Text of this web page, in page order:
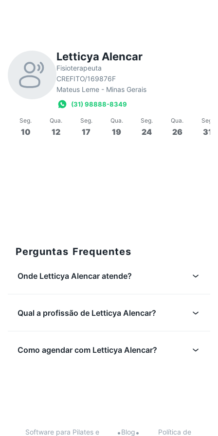
Letticya Alencar
Fisioterapeuta
CREFITO/169876F
Mateus Leme - Minas Gerais
(31) 98888-8349
Seg.
10
Qua.
12
Seg.
17
Qua.
19
Seg.
24
Qua.
26
Seg
31
Perguntas Frequentes
Onde Letticya Alencar atende?
Qual a profissão de Letticya Alencar?
Como agendar com Letticya Alencar?
Software para Pilates e •Blog• Política de